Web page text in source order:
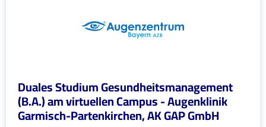
Duales Studium Gesundheitsmanagement
(B.A.) am virtuellen Campus - Augenklinik
Garmisch-Partenkirchen, AK GAP GmbH